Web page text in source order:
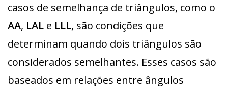
casos de semelhança de triângulos, como o
AA, LAL e LLL, são condições que
determinam quando dois triângulos são
considerados semelhantes. Esses casos são
baseados em relações entre ângulos